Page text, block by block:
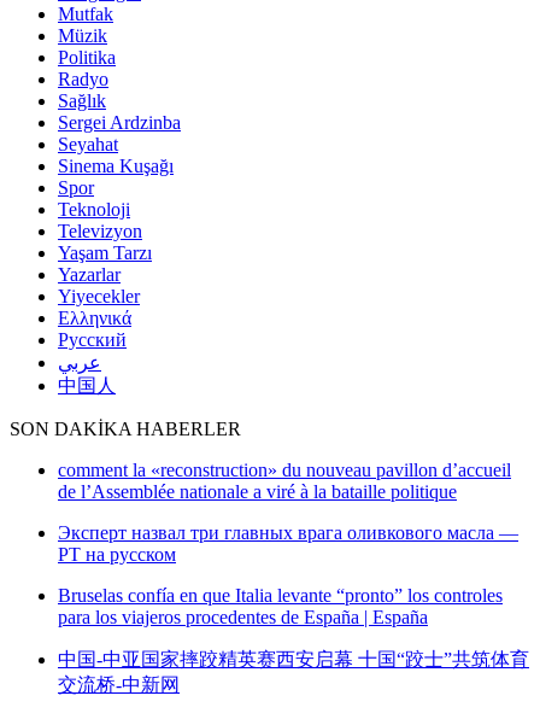
Mutfak
Müzik
Politika
Radyo
Sağlık
Sergei Ardzinba
Seyahat
Sinema Kuşağı
Spor
Teknoloji
Televizyon
Yaşam Tarzı
Yazarlar
Yiyecekler
Ελληνικά
Русский
عربي
中国人
SON DAKİKA HABERLER
comment la «reconstruction» du nouveau pavillon d’accueil
de l’Assemblée nationale a viré à la bataille politique
Эксперт назвал три главных врага оливкового масла —
РТ на русском
Bruselas confía en que Italia levante “pronto” los controles
para los viajeros procedentes de España | España
中国-中亚国家摔跤精英赛西安启幕 十国“跤士”共筑体育
交流桥-中新网